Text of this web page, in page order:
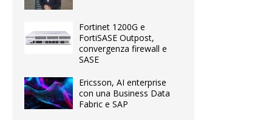
Fortinet 1200G e
FortiSASE Outpost,
convergenza firewall e
SASE
Ericsson, AI enterprise
con una Business Data
Fabric e SAP